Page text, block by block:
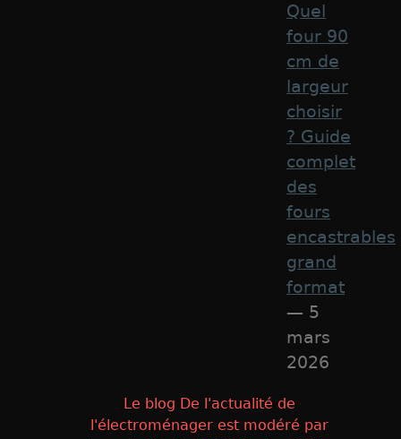
Quel
four 90
cm de
largeur
choisir
? Guide
complet
des
fours
encastrables
grand
format
— 5
mars
2026
Le blog De l'actualité de
l'électroménager est modéré par